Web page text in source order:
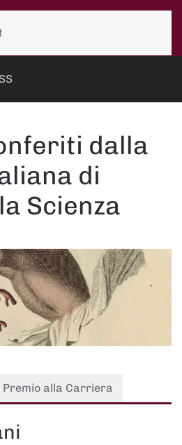
dalla
di
Scienza
Premio alla Carriera